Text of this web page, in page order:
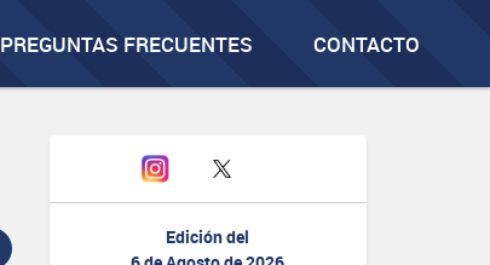
PREGUNTAS FRECUENTES CONTACTO
Edición del